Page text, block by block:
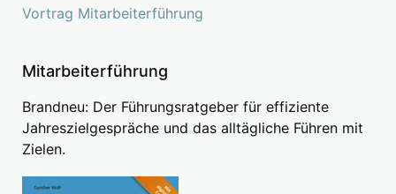
Vortrag Mitarbeiterführung
Mitarbeiterführung
Brandneu: Der Führungsratgeber für effiziente
Jahreszielgespräche und das alltägliche Führen mit
Zielen.